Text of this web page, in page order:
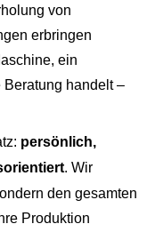
von
erbringen
ein
handelt –
persönlich,
. Wir
den gesamten
Produktion